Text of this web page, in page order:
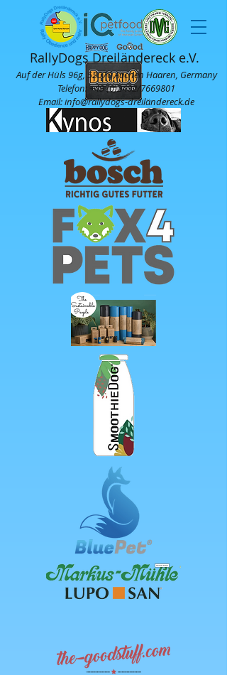
Auf der Hüls 96g, 52070 Aachen Haaren, Germany
Telefon:+49 (0)2402/7669801
Email: info@rallydogs-dreiländereck.de
RallyDogs Dreiländereck e.V.